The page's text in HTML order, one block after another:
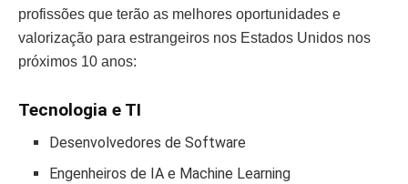
profissões que terão as melhores oportunidades e
valorização para estrangeiros nos Estados Unidos nos
próximos 10 anos:
Tecnologia e TI
Desenvolvedores de Software
Engenheiros de IA e Machine Learning